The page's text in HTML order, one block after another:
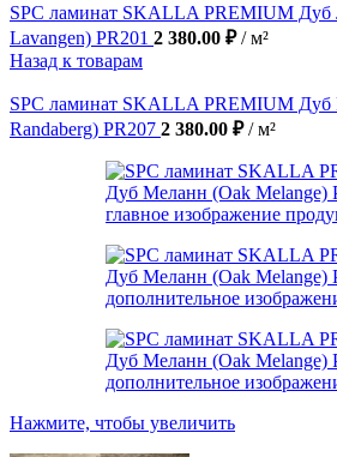
SPC ламинат SKALLA PREMIUM Дуб
Lavangen) PR201 2 380.00 ₽/ м²
Назад к товарам
SPC ламинат SKALLA PREMIUM Дуб
Randaberg) PR207 2 380.00 ₽/ м²
Нажмите, чтобы увеличить